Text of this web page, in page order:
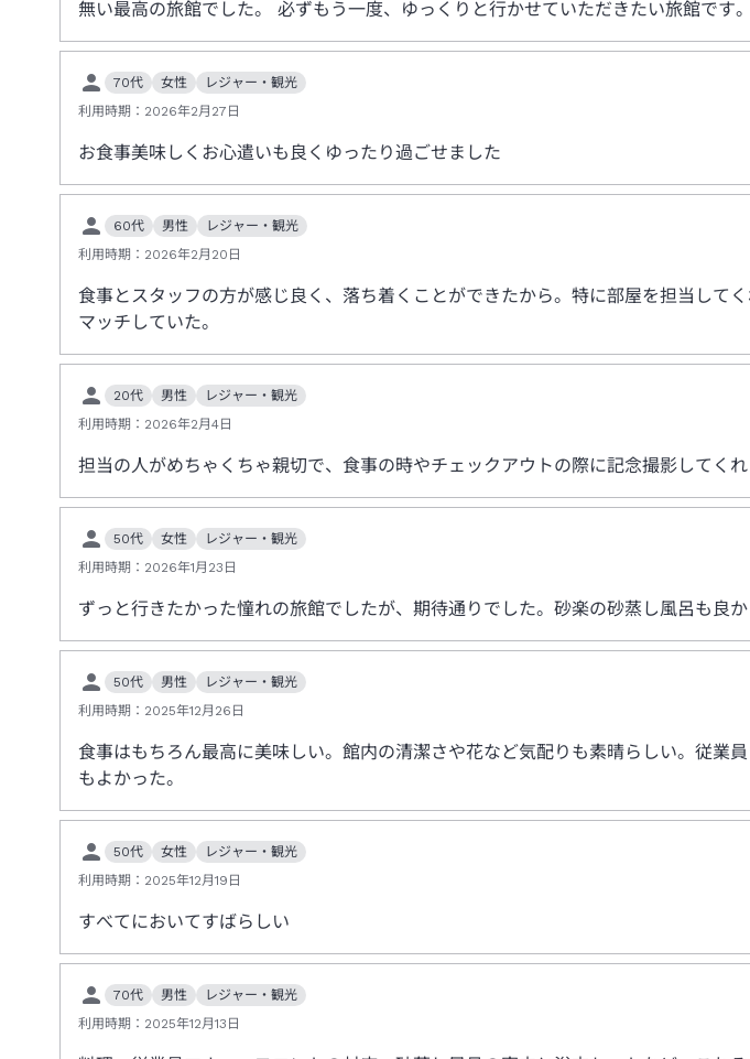
無い最高の旅館でした。 必ずもう一度、ゆっくりと行かせていただきたい旅館です。
70代 女性
レジャー・観光
利用時期： 2026年2月27日
お食事美味しくお心遣いも良くゆったり過ごせました
60代 男性
レジャー・観光
利用時期： 2026年2月20日
食事とスタッフの方が感じ良く、落ち着くことができたから。特に部屋を担当して
マッチしていた。
20代 男性
レジャー・観光
利用時期： 2026年2月4日
担当の人がめちゃくちゃ親切で、食事の時やチェックアウトの際に記念撮影してく
50代 女性
レジャー・観光
利用時期： 2026年1月23日
ずっと行きたかった憧れの旅館でしたが、期待通りでした。砂楽の砂蒸し風呂も良か
50代 男性
レジャー・観光
利用時期： 2025年12月26日
食事はもちろん最高に美味しい。館内の清潔さや花など気配りも素晴らしい。従業
もよかった。
50代 女性
レジャー・観光
利用時期： 2025年12月19日
すべてにおいてすばらしい
70代 男性
レジャー・観光
利用時期： 2025年12月13日